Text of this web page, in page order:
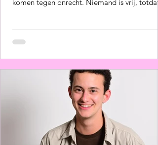
komen tegen onrecht. Niemand is vrij, totdat
rechtvaardige samenleving een strijd voor
systeemverandering, waarbij welzijn van
mensen en dieren op een gezonde planeet
leidend is. We hebben meer politici met lef